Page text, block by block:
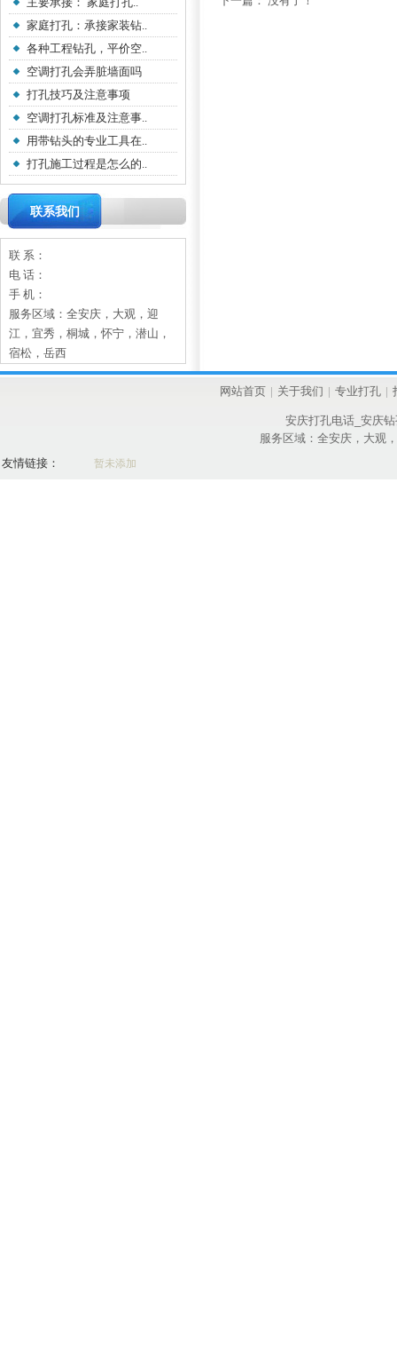
家庭打孔：承接家装钻..
各种工程钻孔，平价空..
空调打孔会弄脏墙面吗
打孔技巧及注意事项
空调打孔标准及注意事..
用带钻头的专业工具在..
打孔施工过程是怎么的..
联系我们
联 系：
电 话：
手 机：
服务区域：全安庆，大观，迎
江，宜秀，桐城，怀宁，潜山，
宿松，岳西
网站首页 | 关于我们 | 专业打孔 |
安庆打孔电话_安庆
服务区域：全安庆，大观
友情链接：
暂未添加